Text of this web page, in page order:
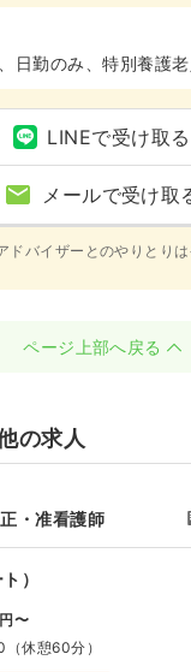
日勤のみ、特別養護
LINEで受け取る
メールで受け取
ドバイザーとのやりとり
ページ上部へ戻る
の求人
正・准看護師
）
円〜
（休憩60分）